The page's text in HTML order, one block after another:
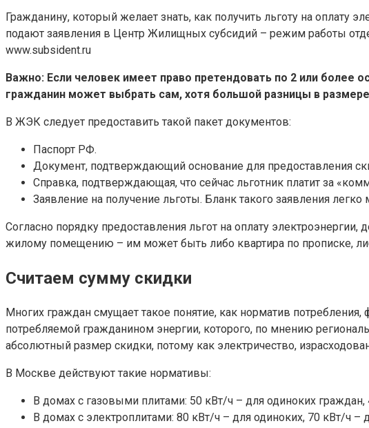
Гражданину, который желает знать, как получить льготу на
подают заявления в Центр Жилищных субсидий – режим работы
www.subsident.ru
Важно: Если человек имеет право претендовать по 2 или более
гражданин может выбрать сам, хотя большой разницы в
В ЖЭК следует предоставить такой пакет документов:
Паспорт РФ.
Документ, подтверждающий основание для предоставления
Справка, подтверждающая, что сейчас льготник платит за
Заявление на получение льготы. Бланк такого заявления легко
Согласно порядку предоставления льгот на оплату
жилому помещению – им может быть либо квартира по прописке,
Считаем сумму скидки
Многих граждан смущает такое понятие, как норматив
потребляемой гражданином энергии, которого, по мнению
абсолютный размер скидки, потому как электричество,
В Москве действуют такие нормативы:
В домах с газовыми плитами: 50 кВт/ч – для одиноких
В домах с электроплитами: 80 кВт/ч – для одиноких, 70 кВт/ч –